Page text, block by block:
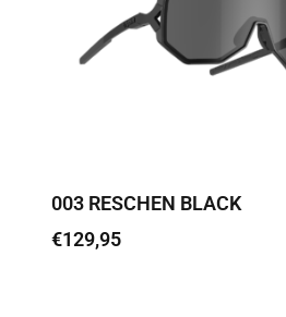
003 RESCHEN BLACK
€129,95